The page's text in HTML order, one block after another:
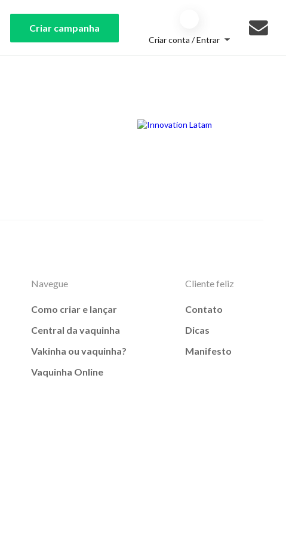
Criar campanha
Criar conta / Entrar
Navegue
Como criar e lançar
Central da vaquinha
Vakinha ou vaquinha?
Vaquinha Online
Cliente feliz
Contato
Dicas
Manifesto